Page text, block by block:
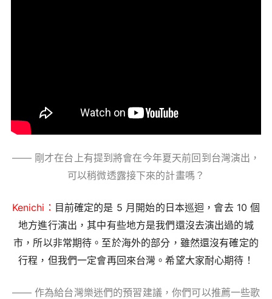
—— 剛才在台上有提到將會在今年夏天前回到台灣演出，
可以稍微透露接下來的計畫嗎？
Kenichi： 目前確定的是 5 月開始的日本巡迴，會去 10 個
地方進行演出，其中有些地方是我們還沒去演出過的城
市，所以非常期待。至於海外的部分，雖然還沒有確定的
行程，但我們一定會再回來台灣。希望大家耐心期待！
—— 作為給台灣樂迷們的預習建議，你們可以推薦一些歌